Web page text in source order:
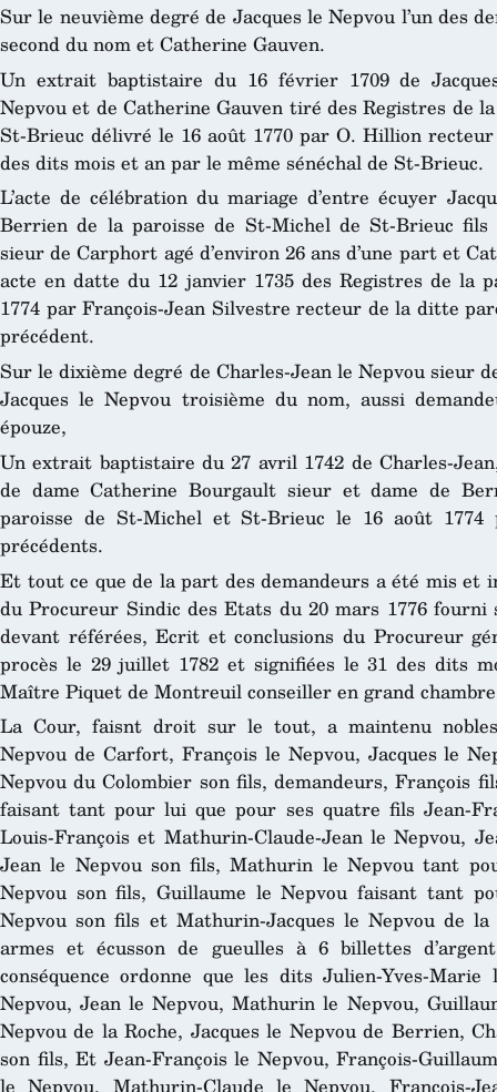
Sur le neuvième degré de Jacques le Nepvou l’un des
second du nom et Catherine Gauven.
Un extrait baptistaire du 16 février 1709 de
Nepvou et de Catherine Gauven tiré des Registres de
St-Brieuc délivré le 16 août 1770 par O. Hillion
des dits mois et an par le même sénéchal de St-Brieuc.
L’acte de célébration du mariage d’entre écuyer
Berrien de la paroisse de St-Michel de St-Brieuc fils
sieur de Carphort agé d’environ 26 ans d’une part et
acte en datte du 12 janvier 1735 des Registres de la
1774 par François-Jean Silvestre recteur de la ditte
précédent.
Sur le dixième degré de Charles-Jean le Nepvou sieur
Jacques le Nepvou troisième du nom, aussi
épouze,
Un extrait baptistaire du 27 avril 1742 de Charles-
de dame Catherine Bourgault sieur et dame de
paroisse de St-Michel et St-Brieuc le 16 août
précédents.
Et tout ce que de la part des demandeurs a été mis
du Procureur Sindic des Etats du 20 mars 1776 fourni
devant référées, Ecrit et conclusions du Procureur
procès le 29 juillet 1782 et signifiées le 31 des dits
Maître Piquet de Montreuil conseiller en grand
La Cour, faisnt droit sur le tout, a maintenu nobles
Nepvou de Carfort, François le Nepvou, Jacques le
Nepvou du Colombier son fils, demandeurs, François
faisant tant pour lui que pour ses quatre fils Jean-
Louis-François et Mathurin-Claude-Jean le Nepvou,
Jean le Nepvou son fils, Mathurin le Nepvou tant
Nepvou son fils, Guillaume le Nepvou faisant tant
Nepvou son fils et Mathurin-Jacques le Nepvou de
armes et écusson de gueulles à 6 billettes
conséquence ordonne que les dits Julien-Yves-
Nepvou, Jean le Nepvou, Mathurin le Nepvou,
Nepvou de la Roche, Jacques le Nepvou de Berrien,
son fils, Et Jean-François le Nepvou, François-
le Nepvou, Mathurin-Claude le Nepvou, François-